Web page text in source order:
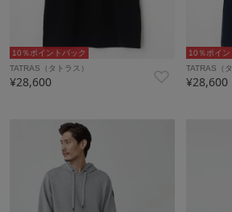
10％ポイントバック
TATRAS（タトラス）
¥28,600
10％ポイン
TATRAS（
¥28,600